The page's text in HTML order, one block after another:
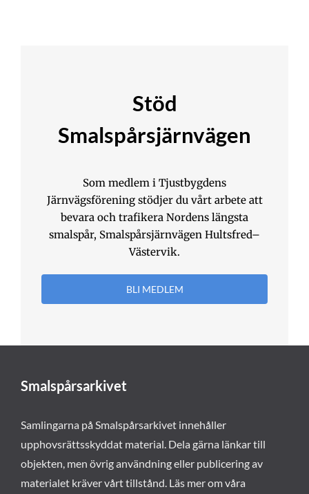
Stöd
Smalspårsjärnvägen
Som medlem i Tjustbygdens
Järnvägsförening stödjer du vårt arbete att
bevara och trafikera Nordens längsta
smalspår, Smalspårsjärnvägen Hultsfred–
Västervik.
BLI MEDLEM
Smalspårsarkivet
Samlingarna på Smalspårsarkivet innehåller
upphovsrättsskyddat material. Dela gärna länkar till
objekten, men övrig användning eller publicering av
materialet kräver vårt tillstånd. Läs mer om våra